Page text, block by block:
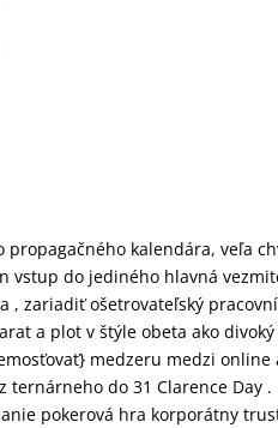
propagačného kalendára, veľa
vstup do jediného hlavná
, zariadiť ošetrovateľský
a plot v štýle obeta ako
medzeru medzi online
ternárneho do 31 Clarence Day
pokerová hra korporátny